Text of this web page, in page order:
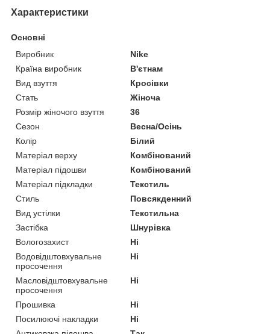
Характеристики
Основні
Виробник
Nike
Країна виробник
В'єтнам
Вид взуття
Кросівки
Стать
Жіноча
Розмір жіночого взуття
36
Сезон
Весна/Осінь
Колір
Білий
Матеріал верху
Комбінований
Матеріал підошви
Комбінований
Матеріал підкладки
Текстиль
Стиль
Повсякденний
Вид устілки
Текстильна
Застібка
Шнурівка
Вологозахист
Ні
Водовідштовхувальне
просочення
Ні
Масловідштовхувальне
просочення
Ні
Прошивка
Ні
Посилюючі накладки
Ні